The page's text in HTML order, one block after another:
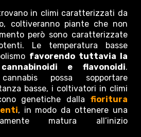
in climi caratterizzati da
coltiveranno piante che non
però sono caratterizzate
Le temperatura basse
favorendo tuttavia la
e flavonoidi.
possa sopportare
basse, i coltivatori in climi
genetiche dalla fioritura
, in modo da ottenere una
matura all’inizio